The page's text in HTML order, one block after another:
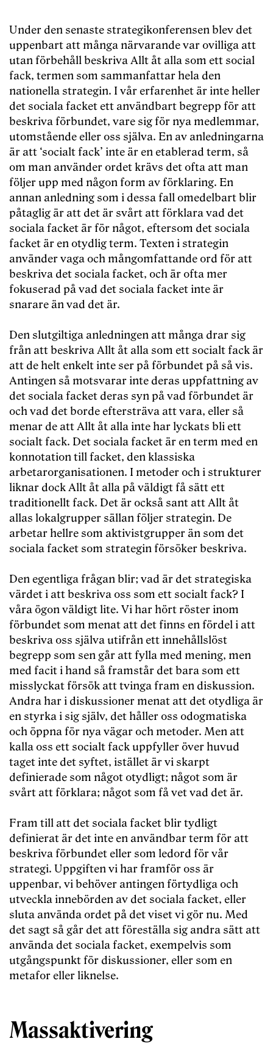
Under den senaste strategikonferensen blev det
uppenbart att många närvarande var ovilliga att
utan förbehåll beskriva Allt åt alla som ett social
fack, termen som sammanfattar hela den
nationella strategin. I vår erfarenhet är inte heller
det sociala facket ett användbart begrepp för att
beskriva förbundet, vare sig för nya medlemmar,
utomstående eller oss själva. En av anledningarna
är att ‘socialt fack’ inte är en etablerad term, så
om man använder ordet krävs det ofta att man
följer upp med någon form av förklaring. En
annan anledning som i dessa fall omedelbart blir
påtaglig är att det är svårt att förklara vad det
sociala facket är för något, eftersom det sociala
facket är en otydlig term. Texten i strategin
använder vaga och mångomfattande ord för att
beskriva det sociala facket, och är ofta mer
fokuserad på vad det sociala facket inte är
snarare än vad det är.
Den slutgiltiga anledningen att många drar sig
från att beskriva Allt åt alla som ett socialt fack är
att de helt enkelt inte ser på förbundet på så vis.
Antingen så motsvarar inte deras uppfattning av
det sociala facket deras syn på vad förbundet är
och vad det borde eftersträva att vara, eller så
menar de att Allt åt alla inte har lyckats bli ett
socialt fack. Det sociala facket är en term med en
konnotation till facket, den klassiska
arbetarorganisationen. I metoder och i strukturer
liknar dock Allt åt alla på väldigt få sätt ett
traditionellt fack. Det är också sant att Allt åt
allas lokalgrupper sällan följer strategin. De
arbetar hellre som aktivistgrupper än som det
sociala facket som strategin försöker beskriva.
Den egentliga frågan blir; vad är det strategiska
värdet i att beskriva oss som ett socialt fack? I
våra ögon väldigt lite. Vi har hört röster inom
förbundet som menat att det finns en fördel i att
beskriva oss själva utifrån ett innehållslöst
begrepp som sen går att fylla med mening, men
med facit i hand så framstår det bara som ett
misslyckat försök att tvinga fram en diskussion.
Andra har i diskussioner menat att det otydliga är
en styrka i sig själv, det håller oss odogmatiska
och öppna för nya vägar och metoder. Men att
kalla oss ett socialt fack uppfyller över huvud
taget inte det syftet, istället är vi skarpt
definierade som något otydligt; något som är
svårt att förklara; något som få vet vad det är.
Fram till att det sociala facket blir tydligt
definierat är det inte en användbar term för att
beskriva förbundet eller som ledord för vår
strategi. Uppgiften vi har framför oss är
uppenbar, vi behöver antingen förtydliga och
utveckla innebörden av det sociala facket, eller
sluta använda ordet på det viset vi gör nu. Med
det sagt så går det att föreställa sig andra sätt att
använda det sociala facket, exempelvis som
utgångspunkt för diskussioner, eller som en
metafor eller liknelse.
Massaktivering